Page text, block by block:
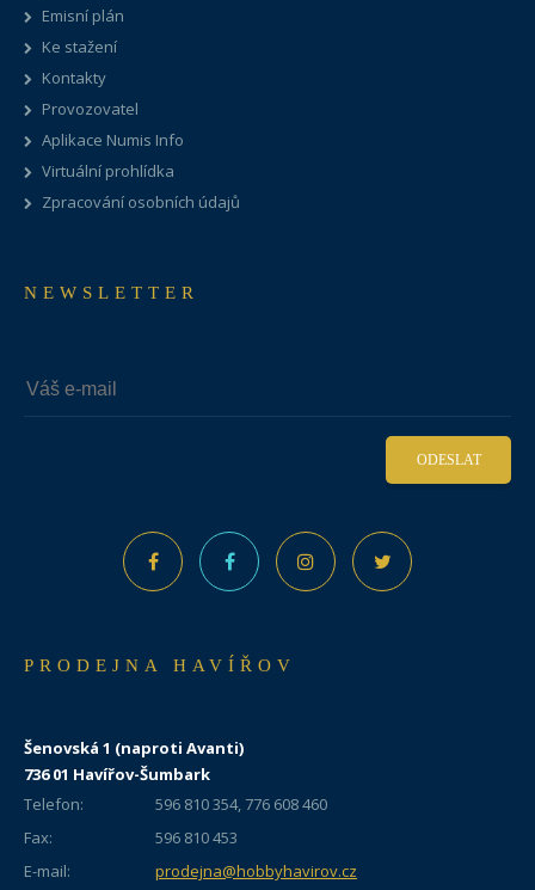
Emisní plán
Ke stažení
Kontakty
Provozovatel
Aplikace Numis Info
Virtuální prohlídka
Zpracování osobních údajů
NEWSLETTER
ODESLAT
PRODEJNA HAVÍŘOV
Šenovská 1 (naproti Avanti)
736 01 Havířov-Šumbark
Telefon:
596 810 354, 776 608 460
Fax:
596 810 453
E-mail:
prodejna@hobbyhavirov.cz